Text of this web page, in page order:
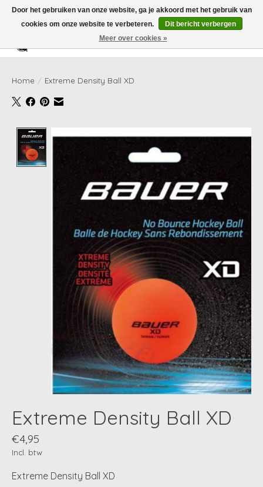
Verlanglijst
Home / Extreme Density Ball XD
Extreme Density Ball XD
€4,95
Incl. btw
Extreme Density Ball XD
Door het gebruiken van onze website, ga je akkoord met het gebruik van
cookies om onze website te verbeteren.
Dit bericht verbergen
Meer over cookies »